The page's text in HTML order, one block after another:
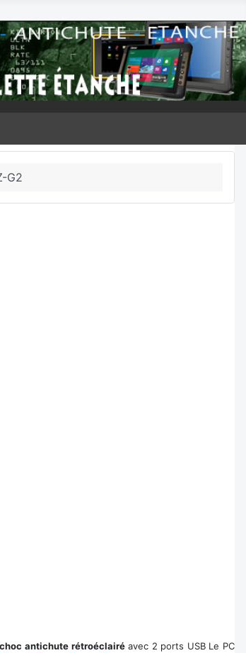
G2
antichute rétroéclairéavec 2 ports USB Le PC